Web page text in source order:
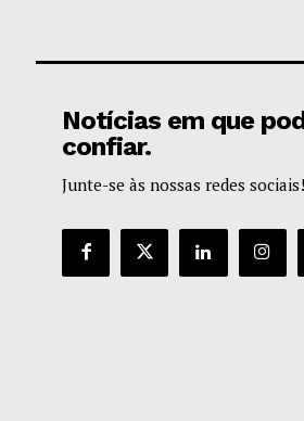
Notícias em que
confiar.
Junte-se às nossas redes sociais!